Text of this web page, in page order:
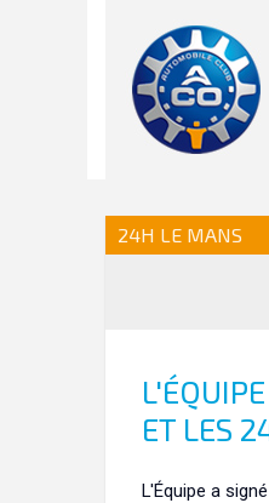
24H LE
LOGOS
24H LE MANS
ET LES
L'Équipe a